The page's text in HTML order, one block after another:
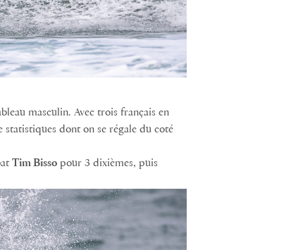
masculin. Avec trois français en
statistiques dont on se régale du coté
Tim Bisso pour 3 dixièmes, puis